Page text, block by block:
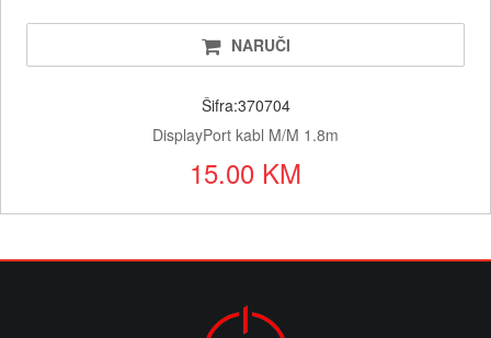
NARUČI
Šifra:370704
DisplayPort kabl M/M 1.8m
15.00 KM